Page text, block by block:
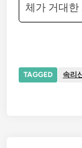
체가 거대
TAGGED 속리